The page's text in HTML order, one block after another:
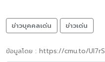
ข่าวบุคคลเด่น ข่าวเด่น
ข้อมูลโดย : https://cmu.to/Ul7rS